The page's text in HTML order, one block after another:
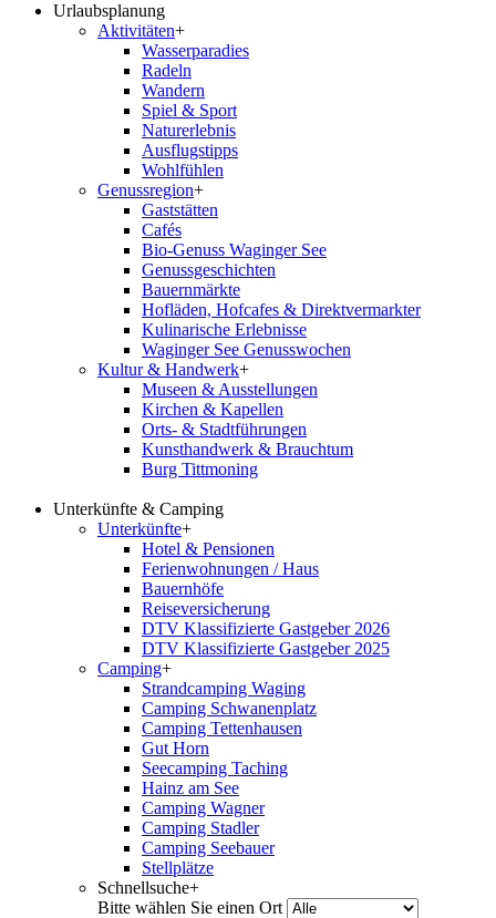
Urlaubsplanung
Aktivitäten+
Wasserparadies
Radeln
Wandern
Spiel & Sport
Naturerlebnis
Ausflugstipps
Wohlfühlen
Genussregion+
Gaststätten
Cafés
Bio-Genuss Waginger See
Genussgeschichten
Bauernmärkte
Hofläden, Hofcafes & Direktvermarkter
Kulinarische Erlebnisse
Waginger See Genusswochen
Kultur & Handwerk+
Museen & Ausstellungen
Kirchen & Kapellen
Orts- & Stadtführungen
Kunsthandwerk & Brauchtum
Burg Tittmoning
Unterkünfte & Camping
Unterkünfte+
Hotel & Pensionen
Ferienwohnungen / Haus
Bauernhöfe
Reiseversicherung
DTV Klassifizierte Gastgeber 2026
DTV Klassifizierte Gastgeber 2025
Camping+
Strandcamping Waging
Camping Schwanenplatz
Camping Tettenhausen
Gut Horn
Seecamping Taching
Hainz am See
Camping Wagner
Camping Stadler
Camping Seebauer
Stellplätze
Schnellsuche+
Bitte wählen Sie einen Ort